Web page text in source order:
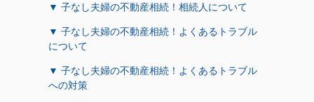
▼ 子なし夫婦の不動産相続！相続人について
▼ 子なし夫婦の不動産相続！よくあるトラブル
について
▼ 子なし夫婦の不動産相続！よくあるトラブル
への対策